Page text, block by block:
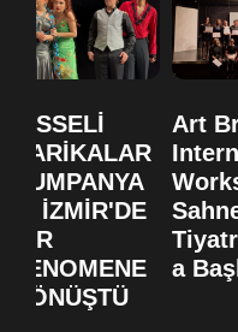
HİSSELİ
HARİKALAR
KUMPANYA
SI İZMİR'DE
BİR
FENOMENE
DÖNÜŞTÜ
Art
a